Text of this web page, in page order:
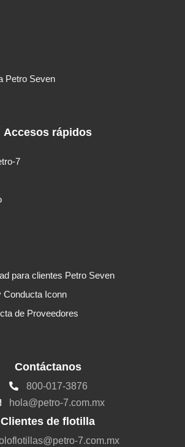
Petro Seven
Accesos rápidos
7
para clientes Petro Seven
Conducta Iconn
de Proveedores
Contáctanos
800-017-3876
hola@petro-7.com.mx
Clientes de flotilla
7.com.mx